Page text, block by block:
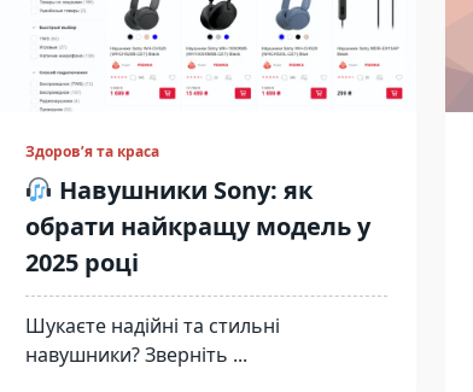
Здоров’я та краса
Навушники Sony: як
обрати найкращу модель у
2025 році
Шукаєте надійні та стильні
навушники? Зверніть ...